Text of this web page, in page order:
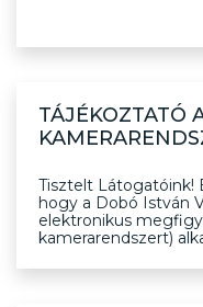
TÁJÉKOZTATÓ
Tisztelt Látogatóink!
hogy a Dobó István
elektronikus
kamerarendszert)